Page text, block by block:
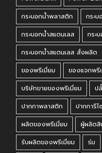
กระบอกน้ำพลาสติก
กระบ
กระบอกน้ำสแตนเลส
กระ
กระบอกน้ำสแตนเลส สั่งผลิต
ของพรีเมี่ยม
ของแจกพรี
บริษัทขายของพรีเมี่ยม
ป
ปากกาพลาสติก
ปากการีไ
ผลิตของพรีเมี่ยม
ผู้ผลิตสิ
รับผลิตของพรีเมี่ยม
ร่ม